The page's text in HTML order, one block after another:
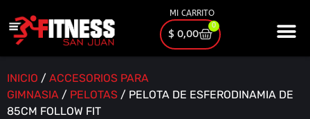
MI CARRITO
$ 0,00
0
INICIO / ACCESORIOS PARA
GIMNASIA / PELOTAS / PELOTA DE ESFERODINAMIA DE
85CM FOLLOW FIT